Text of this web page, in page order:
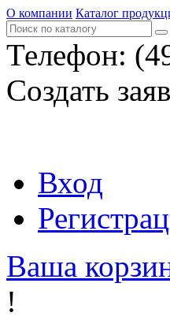
О компании Каталог
Телефон:
Создать
Вход
Ваша
!